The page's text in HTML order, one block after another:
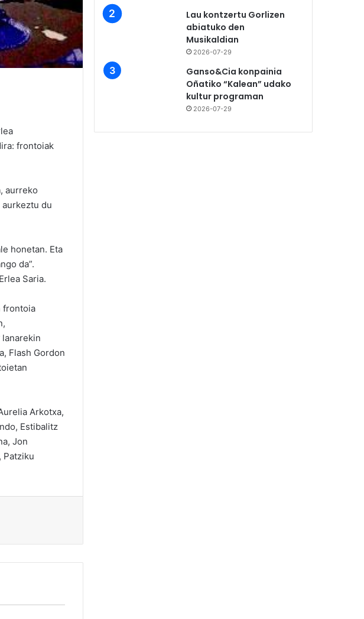
frontoiak
aurreko
du
honetan. Eta
da”.
Saria.
frontoia
lanarekin
Flash Gordon
Arkotxa,
Estibalitz
Jon
Patziku
Lau kontzertu Gorlizen
abiatuko den
Musikaldian
2026-07-29
Ganso&Cia konpainia
Oñatiko “Kalean” udako
kultur programan
2026-07-29